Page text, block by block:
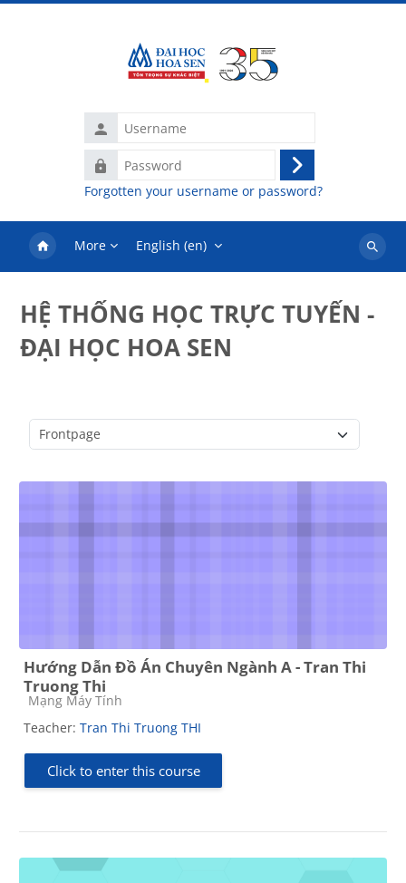
Username
Password
Log
in
Forgotten your username or password?
More English ‎(en)‎
Search
HỆ THỐNG HỌC TRỰC TUYẾN -
ĐẠI HỌC HOA SEN
Hướng Dẫn Đồ Án Chuyên Ngành A - Tran Thi
Truong Thi
Course category
Mạng Máy Tính
Teacher: Tran Thi Truong THI
Click to enter this course